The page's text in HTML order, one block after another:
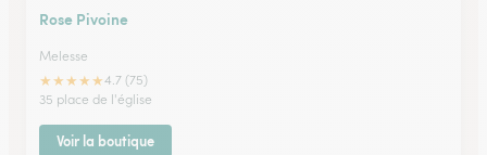
Rose Pivoine
Melesse
★★★★★4.7 (75)
35 place de l'église
Voir la boutique